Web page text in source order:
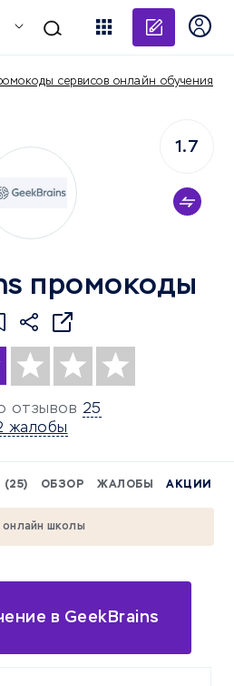
сервисов онлайн обучения
промокоды
отзывов 25
жалобы
1.7
ОБЗОР ЖАЛОБЫ АКЦИИ
школы
в GeekBrains